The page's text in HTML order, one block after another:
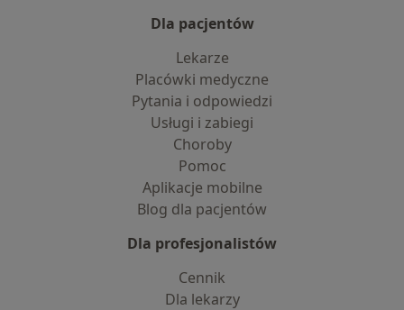
Dla pacjentów
Lekarze
Placówki medyczne
Pytania i odpowiedzi
Usługi i zabiegi
Choroby
Pomoc
Aplikacje mobilne
Blog dla pacjentów
Dla profesjonalistów
Cennik
Dla lekarzy